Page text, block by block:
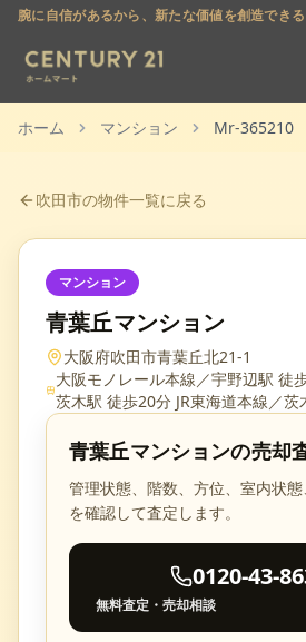
腕に自信があるから、新たな価値を創造できる
ホーム マンション Mr-365210
吹田市の物件一覧に戻る
マンション
青葉丘マンション
大阪府吹田市青葉丘北21-1
大阪モノレール本線／宇野辺駅 徒
茨木駅 徒歩20分 JR東海道本線／茨
青葉丘マンションの売却
管理状態、階数、方位、室内状
を確認して査定します。
0120-43-
無料査定・売却相談